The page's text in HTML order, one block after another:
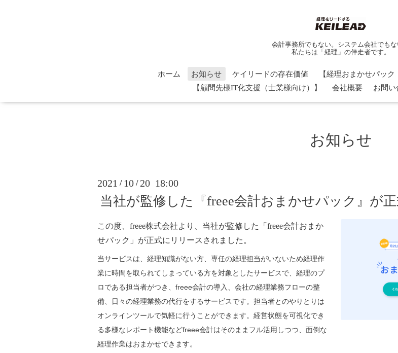
会計事務所でもない。システム会社でもな
私たちは「経理」の伴走者です。
ホーム お知らせ ケイリードの存在価値
【経理おまかせパッ
【顧問先様IT化支援（士業様向け）】
会社概要 お問い
お知らせ
2021 / 10 / 20 18:00
当社が監修した『freee会計おまかせパック』が
この度、freee株式会社より、当社が監修した「freee会計おまか
せパック」が正式にリリースされました。
当サービスは、経理知識がない方、専任の経理担当がいないため経理作
業に時間を取られてしまっている方を対象としたサービスで、 経理のプ
ロである担当者がつき、freee会計の導入、会社の経理業務フローの整
備、日々の経理業務の代行をするサービスです。担当者とのやりとりは
オンラインツールで気軽に行うことができます。経営状態を可視化でき
る多様なレポート機能などfreee会計はそのままフル活用しつつ、面倒な
経理作業はおまかせできます。